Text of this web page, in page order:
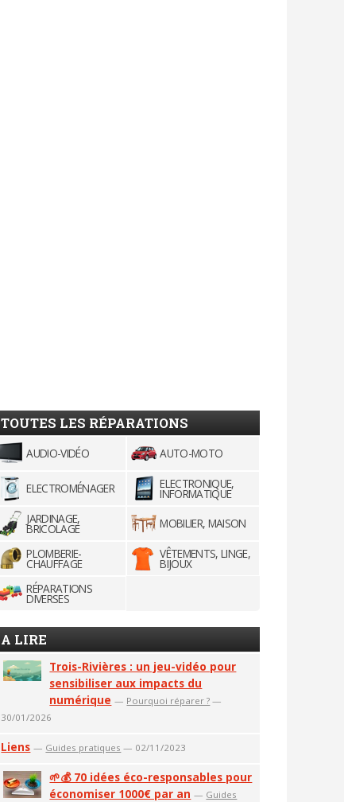
TOUTES LES RÉPARATIONS
AUDIO-VIDÉO AUTO-MOTO
ELECTROMÉNAGER ELECTRONIQUE,
INFORMATIQUE
JARDINAGE,
BRICOLAGE
MOBILIER, MAISON
PLOMBERIE-
CHAUFFAGE
VÊTEMENTS, LINGE,
BIJOUX
RÉPARATIONS
DIVERSES
A LIRE
Trois-Rivières : un jeu-vidéo pour
sensibiliser aux impacts du
numérique — Pourquoi réparer ? —
30/01/2026
Liens — Guides pratiques — 02/11/2023
🌱💰 70 idées éco-responsables pour
économiser 1000€ par an — Guides